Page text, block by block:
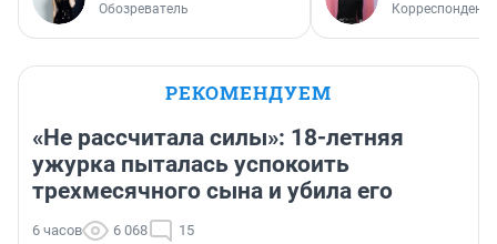
Обозреватель Корреспондент
РЕКОМЕНДУЕМ
«Не рассчитала силы»: 18-летняя
ужурка пыталась успокоить
трехмесячного сына и убила его
6 часов 6 068 15